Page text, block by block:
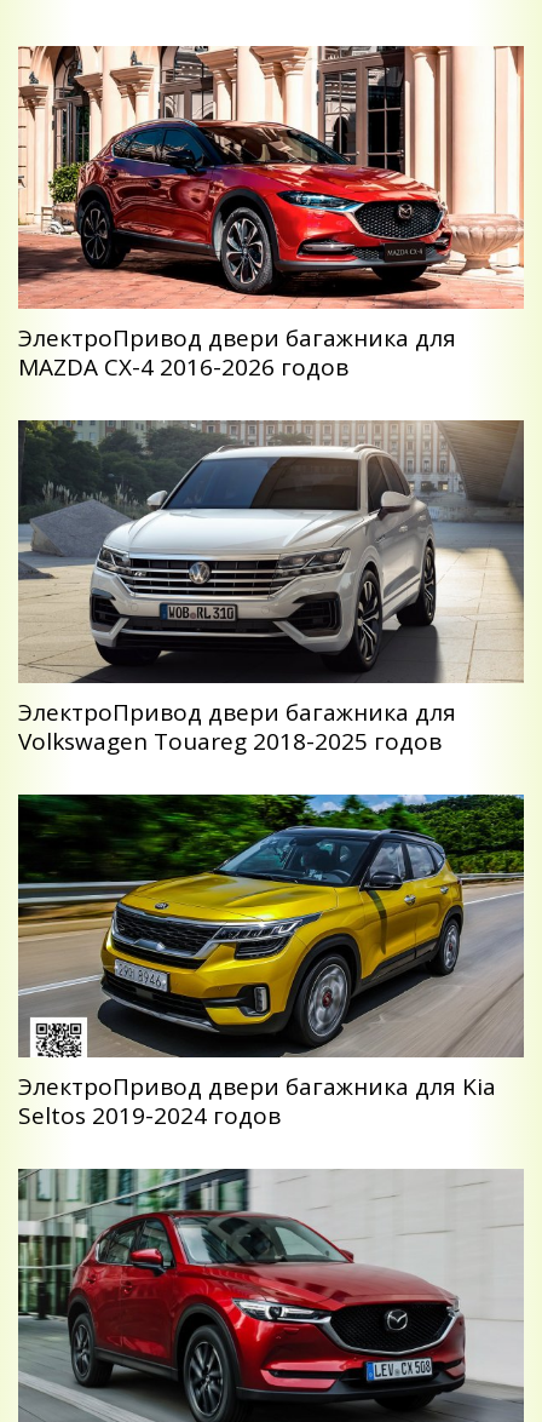
ЭлектроПривод двери багажника для
MAZDA CX-4 2016-2026 годов
ЭлектроПривод двери багажника для
Volkswagen Touareg 2018-2025 годов
ЭлектроПривод двери багажника для Kia
Seltos 2019-2024 годов